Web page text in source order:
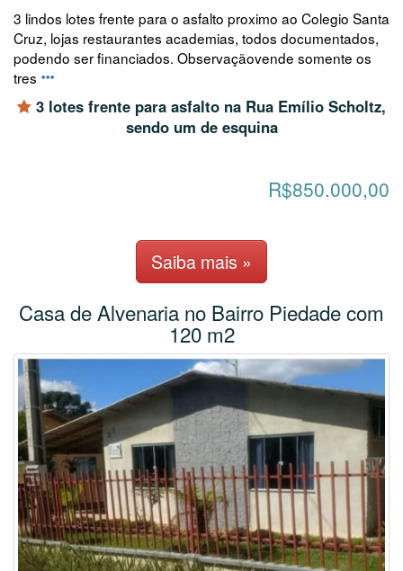
3 lindos lotes frente para o asfalto proximo ao Colegio Santa
Cruz, lojas restaurantes academias, todos documentados,
podendo ser financiados. Observaçãovende somente os
tres
3 lotes frente para asfalto na Rua Emílio Scholtz,
sendo um de esquina
R$850.000,00
Saiba mais »
Casa de Alvenaria no Bairro Piedade com
120 m2